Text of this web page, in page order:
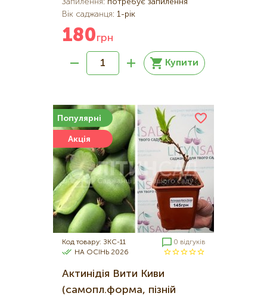
Запилення: потребує запилення
Вік саджанця: 1-рік
180грн
Купити
Популярні
Акція
Код товару: ЗКС-11
0 відгуків
НА ОСІНЬ 2026
Актинідія Вити Киви
(самопл.форма, пізній